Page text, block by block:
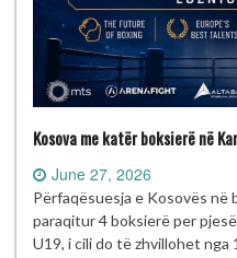
Kosova me katër boksierë në
June 27, 2026
Përfaqësuesja e Kosovës në
paraqitur 4 boksierë per
U19, i cili do të zhvillohet